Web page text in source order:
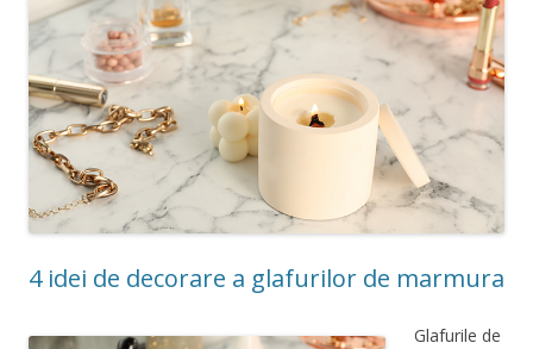
4 idei de decorare a glafurilor de marmura
Glafurile de